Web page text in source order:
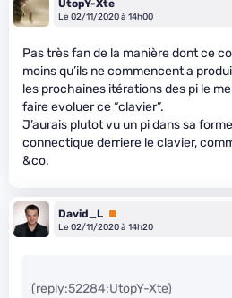
UtopY-Xte
Le 02/11/2020 à 14h00
Pas très fan de la manière dont ce
moins qu’ils ne commencent a
les prochaines itérations des pi le
faire evoluer ce “clavier”.
J’aurais plutot vu un pi dans sa
connectique derriere le clavier,
&co.
David_L Premium
Le 02/11/2020 à 14h20
(reply:52284:UtopY-Xte)